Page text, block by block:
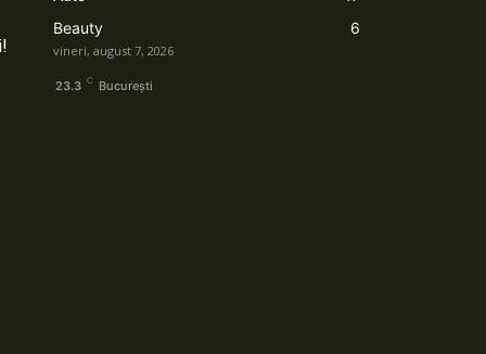
Beauty
6
vineri, august 7, 2026
23.3 C București